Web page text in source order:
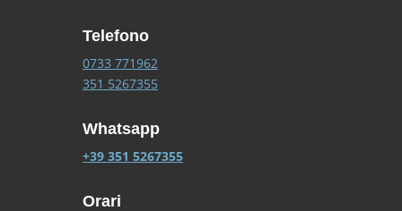
Telefono
0733 771962
351 5267355
Whatsapp
+39 351 5267355
Orari